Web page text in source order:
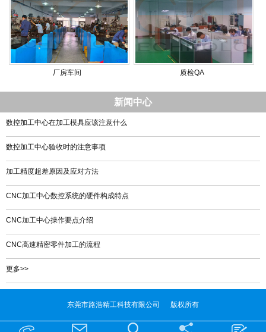
厂房车间 质检QA
新闻中心
数控加工中心在加工模具应该注意什么
数控加工中心验收时的注意事项
加工精度超差原因及应对方法
CNC加工中心数控系统的硬件构成特点
CNC加工中心操作要点介绍
CNC高速精密零件加工的流程
更多>>
东莞市路浩精工科技有限公司 版权所有